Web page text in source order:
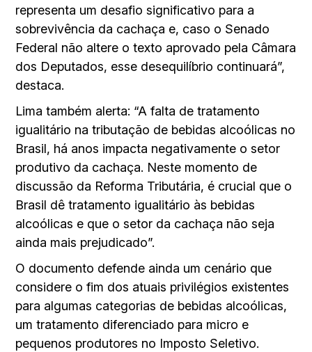
representa um desafio significativo para a
sobrevivência da cachaça e, caso o Senado
Federal não altere o texto aprovado pela Câmara
dos Deputados, esse desequilíbrio continuará”,
destaca.
Lima também alerta: “A falta de tratamento
igualitário na tributação de bebidas alcoólicas no
Brasil, há anos impacta negativamente o setor
produtivo da cachaça. Neste momento de
discussão da Reforma Tributária, é crucial que o
Brasil dê tratamento igualitário às bebidas
alcoólicas e que o setor da cachaça não seja
ainda mais prejudicado”.
O documento defende ainda um cenário que
considere o fim dos atuais privilégios existentes
para algumas categorias de bebidas alcoólicas,
um tratamento diferenciado para micro e
pequenos produtores no Imposto Seletivo.